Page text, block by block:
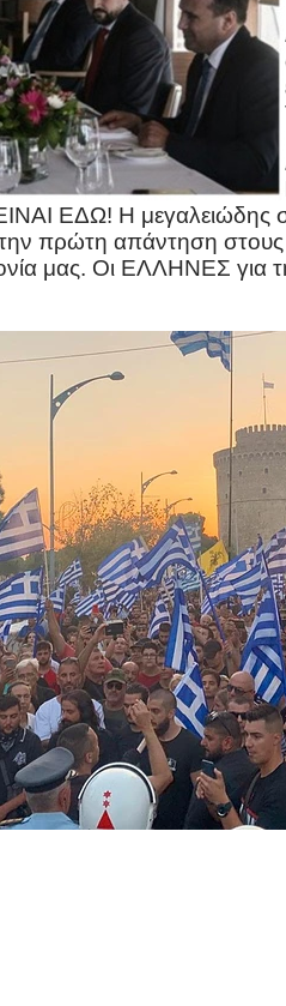
ΕΔΩ! Η μεγαλειώδης
πρώτη απάντηση στους
μας. Οι ΕΛΛΗΝΕΣ για